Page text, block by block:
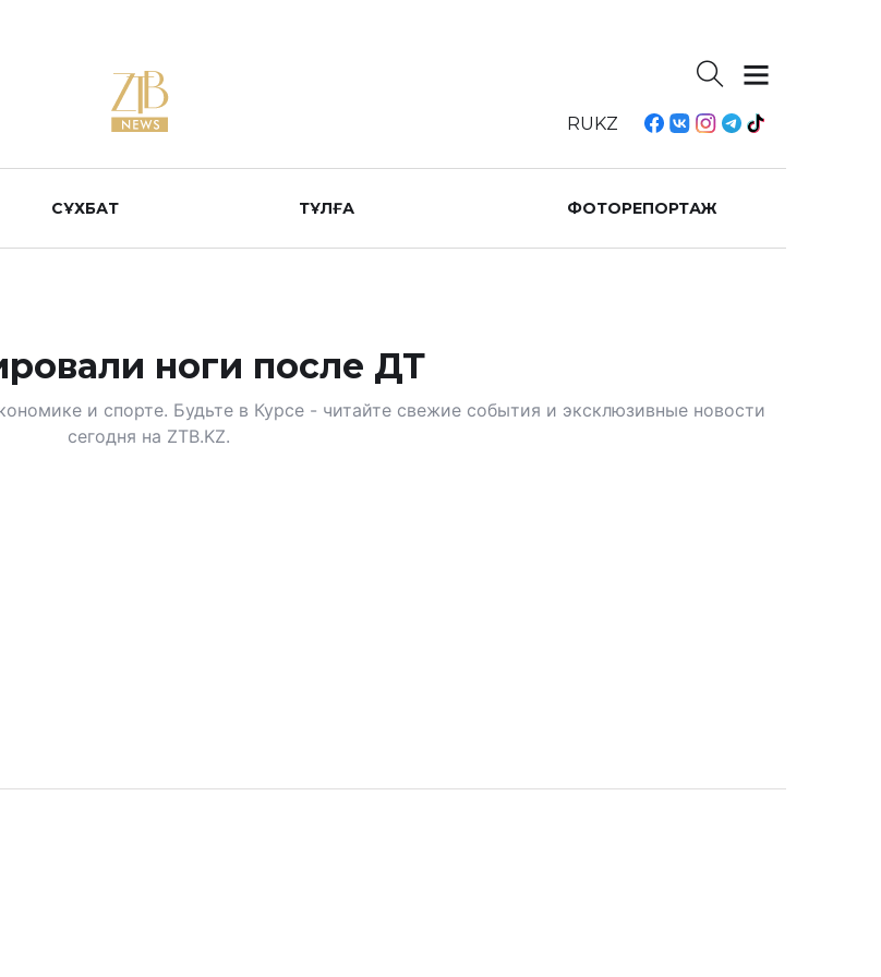
RUKZ
СҰХБАТ ТҰЛҒА ФОТОРЕПОРТАЖ
ноги после ДТ
и спорте. Будьте в Курсе - читайте свежие события и эксклюзивные новости
сегодня на ZTB.KZ.